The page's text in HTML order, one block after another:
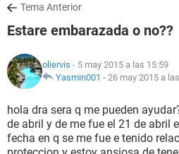
SALUD
NUTRICIÓN
BIENESTAR
SEXUALIDAD
Tema Anterior
Estare embarazada o no??
oliervis - 5 may 2015 a las 15:59
Yasmin001 - 26 may 2015 a
hola dra sera q me pueden
de abril y de me fue el 21 de abril
fecha en q se me fue e tenido